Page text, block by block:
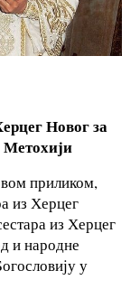
Новог за
приликом,
из Херцег
из Херцег
и народне
у